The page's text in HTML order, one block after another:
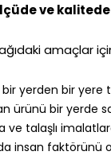
ve kalitede
amaçlar
yerden bir yere
ürünü bir yerde
ve talaşlı
insan faktörünü